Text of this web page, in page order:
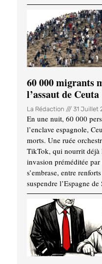
60 000 migrants
l’assaut de Ceuta
La Rédaction 31 Juillet
En une nuit, 60 000
l’enclave espagnole,
morts. Une ruée
TikTok, qui nourrit déjà
invasion préméditée par
s’embrase, entre
suspendre l’Espagne de